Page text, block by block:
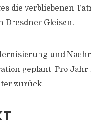
die verbliebenen
Dresdner Gleisen.
und
geplant. Pro
zurück.